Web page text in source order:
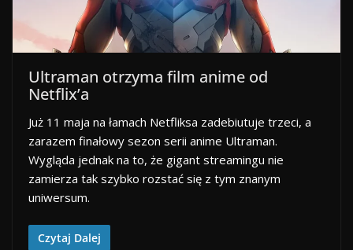
Ultraman otrzyma film anime od
Netflix’a
Już 11 maja na łamach Netfliksa zadebiutuje trzeci, a
zarazem finałowy sezon serii anime Ultraman.
Wygląda jednak na to, że gigant streamingu nie
zamierza tak szybko rozstać się z tym znanym
uniwersum.
Czytaj Dalej